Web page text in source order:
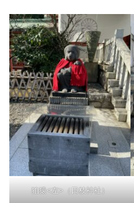
狛猿<左>（日枝神社）